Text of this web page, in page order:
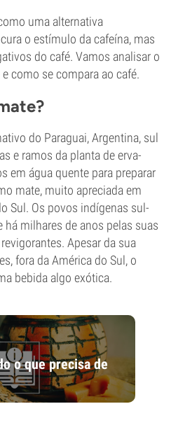
uma alternativa
o estímulo da cafeína, mas
do café. Vamos analisar o
como se compara ao café.
do Paraguai, Argentina, sul
e ramos da planta de erva-
em água quente para preparar
mate, muito apreciada em
Sul. Os povos indígenas sul-
milhares de anos pelas suas
Apesar da sua
fora da América do Sul, o
bebida algo exótica.
o que precisa de